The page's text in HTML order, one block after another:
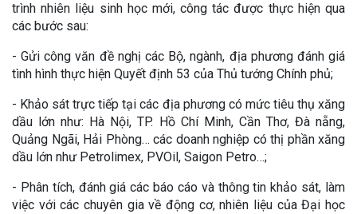
trình nhiên liệu sinh học mới, công tác được thực hiện qua
các bước sau:
- Gửi công văn đề nghị các Bộ, ngành, địa phương đánh giá
tình hình thực hiện Quyết định 53 của Thủ tướng Chính phủ;
- Khảo sát trực tiếp tại các địa phương có mức tiêu thụ xăng
dầu lớn như: Hà Nội, TP. Hồ Chí Minh, Cần Thơ, Đà nẵng,
Quảng Ngãi, Hải Phòng… các doanh nghiệp có thị phần xăng
dầu lớn như Petrolimex, PVOil, Saigon Petro…;
- Phân tích, đánh giá các báo cáo và thông tin khảo sát, làm
việc với các chuyên gia về động cơ, nhiên liệu của Đại học